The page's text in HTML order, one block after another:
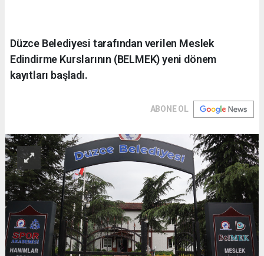
Düzce Belediyesi tarafından verilen Meslek
Edindirme Kurslarının (BELMEK) yeni dönem
kayıtları başladı.
ABONE OL